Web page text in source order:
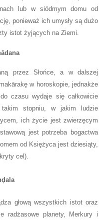
lub w siódmym domu od
ponieważ ich umysły są dużo
istot żyjących na Ziemi.
przez Słońce, a w dalszej
w horoskopie, jednakże
czasu wydaje się całkowicie
stopniu, w jakim ludzie
ich życie jest zwierzęcym
jest potrzeba bogactwa
od Księżyca jest dziesiąty,
cel).
głową wszystkich istot oraz
radżasowe planety, Merkury i